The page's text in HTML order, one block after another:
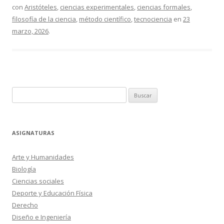
con Aristóteles, ciencias experimentales, ciencias formales,
filosofía de la ciencia, método científico,tecnociencia en 23
marzo, 2026.
ASIGNATURAS
Arte y Humanidades
Biología
Ciencias sociales
Deporte y Educación Física
Derecho
Diseño e Ingeniería